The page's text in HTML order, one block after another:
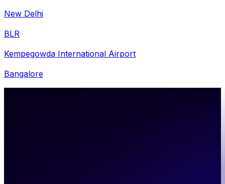
New Delhi
BLR
Kempegowda International Airport
Bangalore